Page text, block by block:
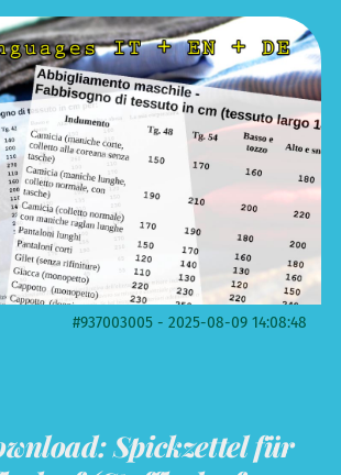
#937003005 - 2025-08-09 14:08:48
Spickzettel für